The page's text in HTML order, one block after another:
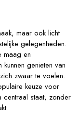
maar ook licht
gelegenheden.
maag en
genieten van
zwaar te voelen.
keuze voor
centraal staat, zonder